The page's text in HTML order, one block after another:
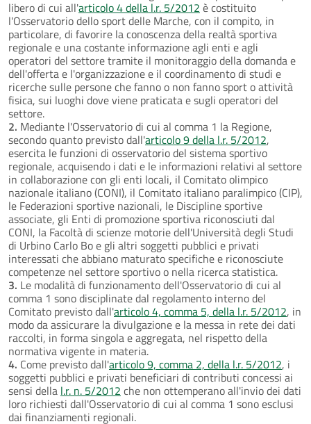
libero di cui all'articolo 4 della l.r. 5/2012 è costituito
l'Osservatorio dello sport delle Marche, con il compito, in
particolare, di favorire la conoscenza della realtà sportiva
regionale e una costante informazione agli enti e agli
operatori del settore tramite il monitoraggio della domanda e
dell'offerta e l'organizzazione e il coordinamento di studi e
ricerche sulle persone che fanno o non fanno sport o attività
fisica, sui luoghi dove viene praticata e sugli operatori del
settore.
2. Mediante l'Osservatorio di cui al comma 1 la Regione,
secondo quanto previsto dall'articolo 9 della l.r. 5/2012,
esercita le funzioni di osservatorio del sistema sportivo
regionale, acquisendo i dati e le informazioni relativi al settore
in collaborazione con gli enti locali, il Comitato olimpico
nazionale italiano (CONI), il Comitato italiano paralimpico (CIP),
le Federazioni sportive nazionali, le Discipline sportive
associate, gli Enti di promozione sportiva riconosciuti dal
CONI, la Facoltà di scienze motorie dell'Università degli Studi
di Urbino Carlo Bo e gli altri soggetti pubblici e privati
interessati che abbiano maturato specifiche e riconosciute
competenze nel settore sportivo o nella ricerca statistica.
3. Le modalità di funzionamento dell'Osservatorio di cui al
comma 1 sono disciplinate dal regolamento interno del
Comitato previsto dall'articolo 4, comma 5, della l.r. 5/2012, in
modo da assicurare la divulgazione e la messa in rete dei dati
raccolti, in forma singola e aggregata, nel rispetto della
normativa vigente in materia.
4. Come previsto dall'articolo 9, comma 2, della l.r. 5/2012, i
soggetti pubblici e privati beneficiari di contributi concessi ai
sensi della l.r. n. 5/2012 che non ottemperano all'invio dei dati
loro richiesti dall'Osservatorio di cui al comma 1 sono esclusi
dai finanziamenti regionali.